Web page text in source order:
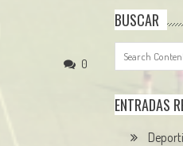
0
BUSCAR
ENTRADAS